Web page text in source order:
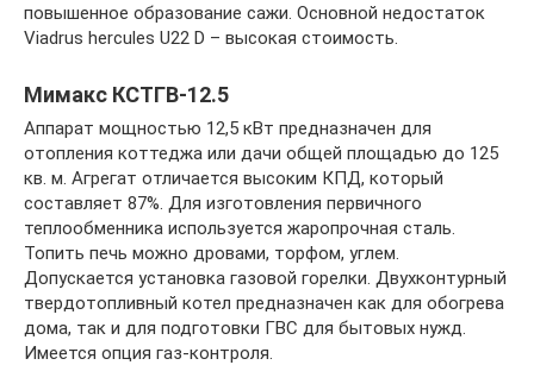
повышенное образование сажи. Основной недостаток
Viadrus hercules U22 D – высокая стоимость.
Мимакс КСТГВ-12.5
Аппарат мощностью 12,5 кВт предназначен для
отопления коттеджа или дачи общей площадью до 125
кв. м. Агрегат отличается высоким КПД, который
составляет 87%. Для изготовления первичного
теплообменника используется жаропрочная сталь.
Топить печь можно дровами, торфом, углем.
Допускается установка газовой горелки. Двухконтурный
твердотопливный котел предназначен как для обогрева
дома, так и для подготовки ГВС для бытовых нужд.
Имеется опция газ-контроля.